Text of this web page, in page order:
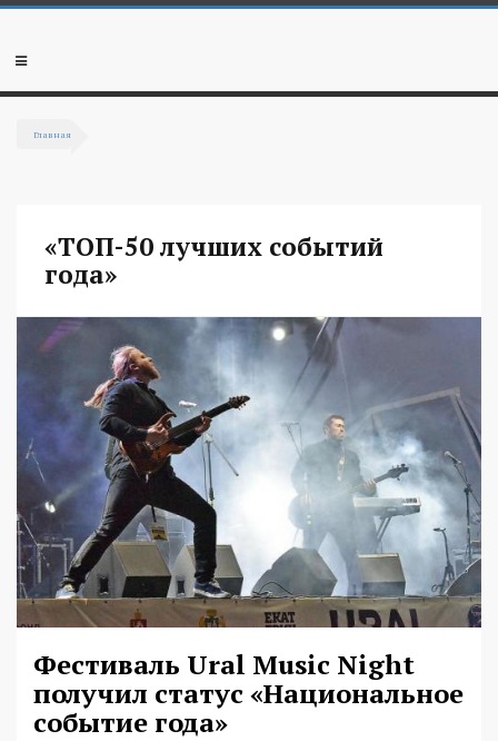
Перейти к основному содержанию
Мобильное
Главная
«ТОП-50 лучших событий
года»
Фестиваль Ural Music Night
получил статус «Национальное
событие года»